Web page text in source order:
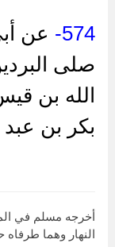
574-
عن
صلى
الله بن
بكر بن
النهار وهما طرفاه